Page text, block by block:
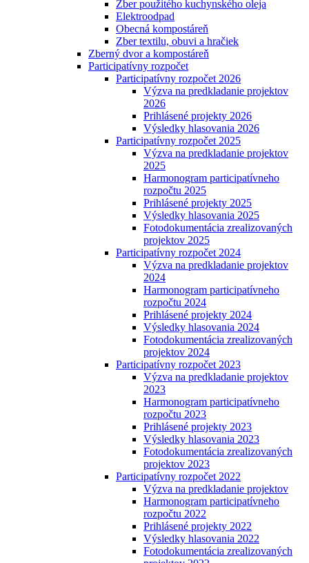
Zber použitého kuchynského oleja
Elektroodpad
Obecná kompostáreň
Zber textilu, obuvi a hračiek
Zberný dvor a kompostáreň
Participatívny rozpočet
Participatívny rozpočet 2026
Výzva na predkladanie projektov
2026
Prihlásené projekty 2026
Výsledky hlasovania 2026
Participatívny rozpočet 2025
Výzva na predkladanie projektov
2025
Harmonogram participatívneho
rozpočtu 2025
Prihlásené projekty 2025
Výsledky hlasovania 2025
Fotodokumentácia zrealizovaných
projektov 2025
Participatívny rozpočet 2024
Výzva na predkladanie projektov
2024
Harmonogram participatívneho
rozpočtu 2024
Prihlásené projekty 2024
Výsledky hlasovania 2024
Fotodokumentácia zrealizovaných
projektov 2024
Participatívny rozpočet 2023
Výzva na predkladanie projektov
2023
Harmonogram participatívneho
rozpočtu 2023
Prihlásené projekty 2023
Výsledky hlasovania 2023
Fotodokumentácia zrealizovaných
projektov 2023
Participatívny rozpočet 2022
Výzva na predkladanie projektov
Harmonogram participatívneho
rozpočtu 2022
Prihlásené projekty 2022
Výsledky hlasovania 2022
Fotodokumentácia zrealizovaných